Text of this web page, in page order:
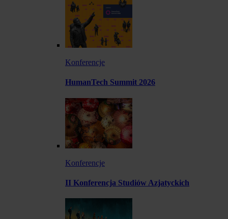
Konferencje
HumanTech Summit 2026
Konferencje
II Konferencja Studiów Azjatyckich